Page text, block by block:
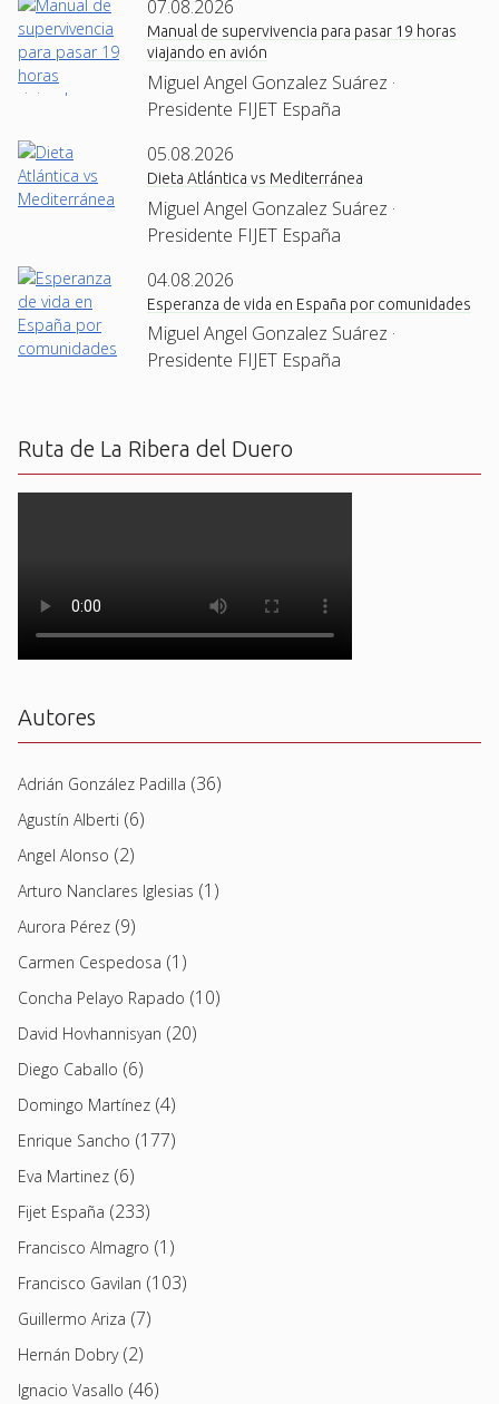
07.08.2026
Manual de supervivencia para pasar 19 horas
viajando en avión
Miguel Angel Gonzalez Suárez ·
Presidente FIJET España
05.08.2026
Dieta Atlántica vs Mediterránea
Miguel Angel Gonzalez Suárez ·
Presidente FIJET España
04.08.2026
Esperanza de vida en España por comunidades
Miguel Angel Gonzalez Suárez ·
Presidente FIJET España
Ruta de La Ribera del Duero
Autores
Adrián González Padilla (36)
Agustín Alberti (6)
Angel Alonso (2)
Arturo Nanclares Iglesias (1)
Aurora Pérez (9)
Carmen Cespedosa (1)
Concha Pelayo Rapado (10)
David Hovhannisyan (20)
Diego Caballo (6)
Domingo Martínez (4)
Enrique Sancho (177)
Eva Martinez (6)
Fijet España (233)
Francisco Almagro (1)
Francisco Gavilan (103)
Guillermo Ariza (7)
Hernán Dobry(2)
Ignacio Vasallo (46)